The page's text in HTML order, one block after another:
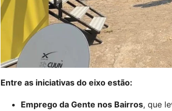
Entre as iniciativas do eixo estão:
Emprego da Gente nos Bairros, que